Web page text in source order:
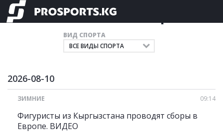
Главные новости спорта
ВИД СПОРТА
2026-08-10
ЗИМНИЕ 09:14
Фигуристы из Кыргызстана проводят сборы в
Европе. ВИДЕО